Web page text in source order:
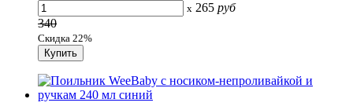
x 265 руб
340
Скидка 22%